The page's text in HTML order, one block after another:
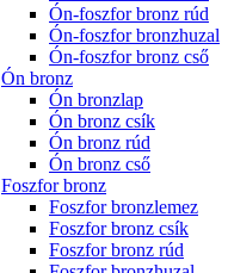
Ón-foszfor bronz rúd
Ón-foszfor bronzhuzal
Ón-foszfor bronz cső
Ón bronz
Ón bronzlap
Ón bronz csík
Ón bronz rúd
Ón bronz cső
Foszfor bronz
Foszfor bronzlemez
Foszfor bronz csík
Foszfor bronz rúd